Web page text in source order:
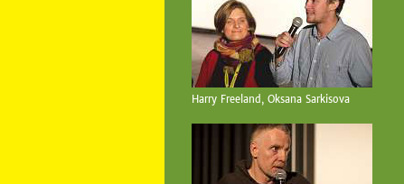
Harry Freeland, Oksana Sarkisova